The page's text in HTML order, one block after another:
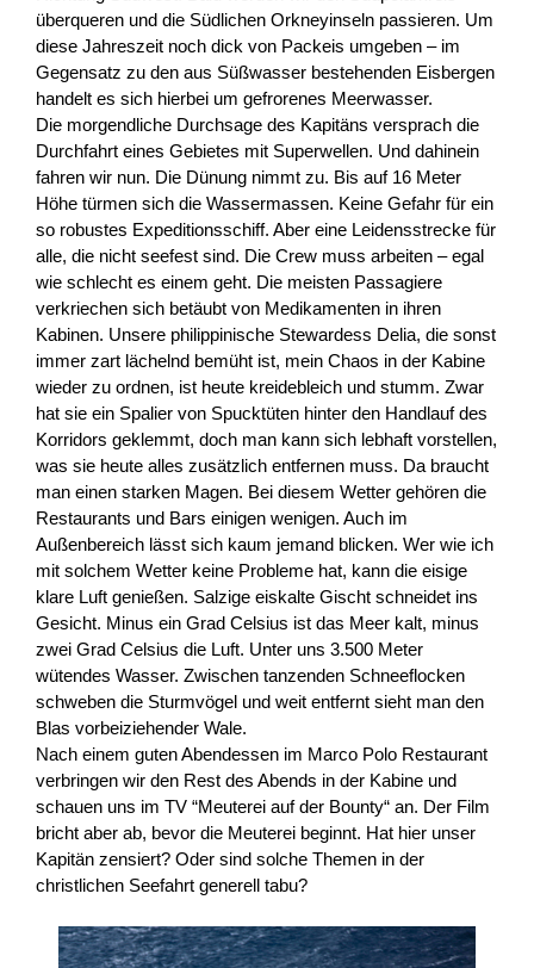
überqueren und die Südlichen Orkneyinseln passieren. Um
diese Jahreszeit noch dick von Packeis umgeben – im
Gegensatz zu den aus Süßwasser bestehenden Eisbergen
handelt es sich hierbei um gefrorenes Meerwasser.
Die morgendliche Durchsage des Kapitäns versprach die
Durchfahrt eines Gebietes mit Superwellen. Und dahinein
fahren wir nun. Die Dünung nimmt zu. Bis auf 16 Meter
Höhe türmen sich die Wassermassen. Keine Gefahr für ein
so robustes Expeditionsschiff. Aber eine Leidensstrecke für
alle, die nicht seefest sind. Die Crew muss arbeiten – egal
wie schlecht es einem geht. Die meisten Passagiere
verkriechen sich betäubt von Medikamenten in ihren
Kabinen. Unsere philippinische Stewardess Delia, die sonst
immer zart lächelnd bemüht ist, mein Chaos in der Kabine
wieder zu ordnen, ist heute kreidebleich und stumm. Zwar
hat sie ein Spalier von Spucktüten hinter den Handlauf des
Korridors geklemmt, doch man kann sich lebhaft vorstellen,
was sie heute alles zusätzlich entfernen muss. Da braucht
man einen starken Magen. Bei diesem Wetter gehören die
Restaurants und Bars einigen wenigen. Auch im
Außenbereich lässt sich kaum jemand blicken. Wer wie ich
mit solchem Wetter keine Probleme hat, kann die eisige
klare Luft genießen. Salzige eiskalte Gischt schneidet ins
Gesicht. Minus ein Grad Celsius ist das Meer kalt, minus
zwei Grad Celsius die Luft. Unter uns 3.500 Meter
wütendes Wasser. Zwischen tanzenden Schneeflocken
schweben die Sturmvögel und weit entfernt sieht man den
Blas vorbeiziehender Wale.
Nach einem guten Abendessen im Marco Polo Restaurant
verbringen wir den Rest des Abends in der Kabine und
schauen uns im TV “Meuterei auf der Bounty“ an. Der Film
bricht aber ab, bevor die Meuterei beginnt. Hat hier unser
Kapitän zensiert? Oder sind solche Themen in der
christlichen Seefahrt generell tabu?